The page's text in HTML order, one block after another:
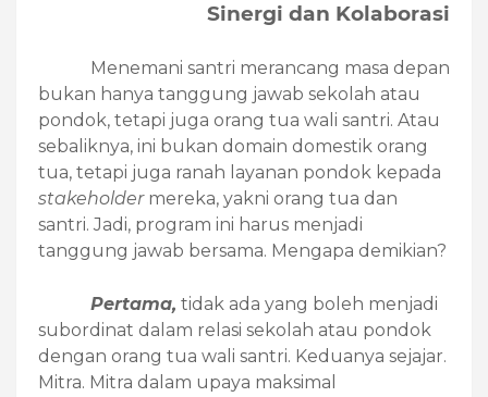
Sinergi dan Kolaborasi
Menemani santri merancang masa depan
bukan hanya tanggung jawab sekolah atau
pondok, tetapi juga orang tua wali santri. Atau
sebaliknya, ini bukan domain domestik orang
tua, tetapi juga ranah layanan pondok kepada
stakeholder mereka, yakni orang tua dan
santri. Jadi, program ini harus menjadi
tanggung jawab bersama. Mengapa demikian?
Pertama, tidak ada yang boleh menjadi
subordinat dalam relasi sekolah atau pondok
dengan orang tua wali santri. Keduanya sejajar.
Mitra. Mitra dalam upaya maksimal